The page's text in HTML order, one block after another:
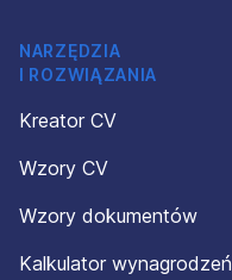
NARZĘDZIA
I ROZWIĄZANIA
Kreator CV
Wzory CV
Wzory dokumentów
Kalkulator wynagrodzeń